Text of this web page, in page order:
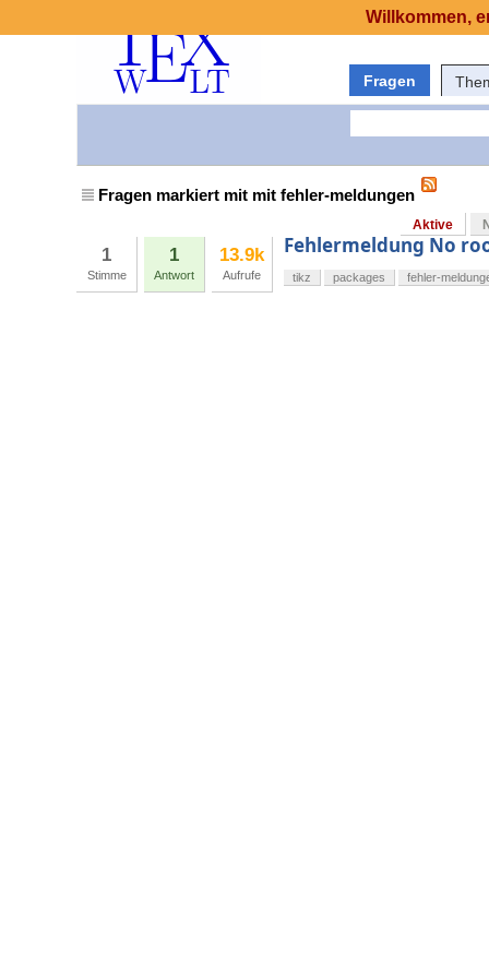
Fragen
Fragen markiert mit mit fehler-meldungen
Aktive
1
Stimme
1
Antwort
13.9k
Aufrufe
Fehlermeldung No
tikz packages fehler-
Willkommen,